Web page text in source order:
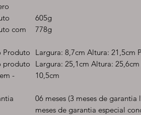
605g
com
778g
Produto
Largura: 8,7cm Altura: 21,5cm
produto
-
Largura: 25,1cm Altura:
10,5cm
06 meses (3 meses de garantia
meses de garantia especial